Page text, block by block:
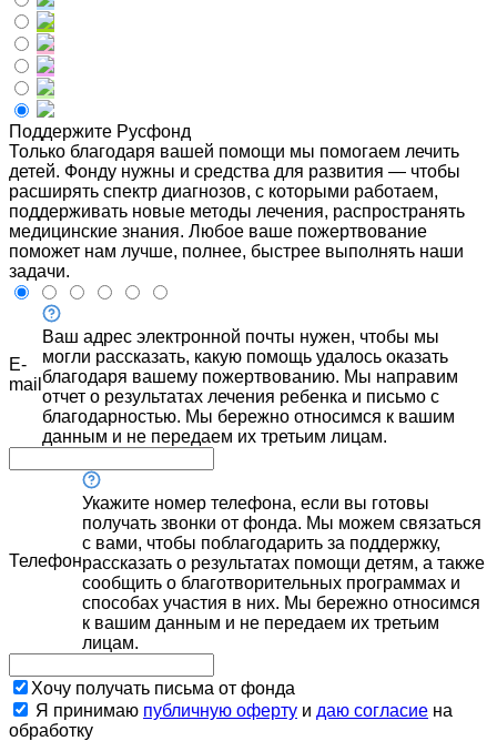
Поддержите Русфонд
Только благодаря вашей помощи мы помогаем лечить
детей. Фонду нужны и средства для развития — чтобы
расширять спектр диагнозов, с которыми работаем,
поддерживать новые методы лечения, распространять
медицинские знания. Любое ваше пожертвование
поможет нам лучше, полнее, быстрее выполнять наши
задачи.
E-
mail
Ваш адрес электронной почты нужен, чтобы мы
могли рассказать, какую помощь удалось оказать
благодаря вашему пожертвованию. Мы направим
отчет о результатах лечения ребенка и письмо с
благодарностью. Мы бережно относимся к вашим
данным и не передаем их третьим лицам.
Телефон
Укажите номер телефона, если вы готовы
получать звонки от фонда. Мы можем связаться
с вами, чтобы поблагодарить за поддержку,
рассказать о результатах помощи детям, а также
сообщить о благотворительных программах и
способах участия в них. Мы бережно относимся
к вашим данным и не передаем их третьим
лицам.
Хочу получать письма от фонда
Я принимаю публичную оферту и даю согласие на
обработку